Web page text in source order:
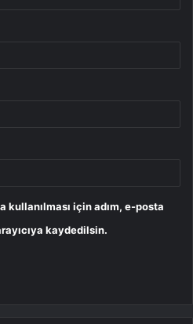
kullanılması için adım, e-posta
kaydedilsin.